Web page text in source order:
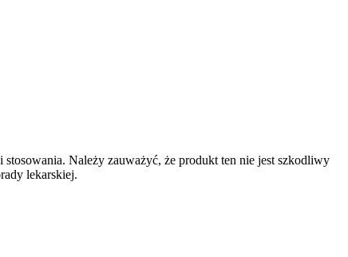
Należy zauważyć, że produkt ten nie jest szkodliwy
lekarskiej.